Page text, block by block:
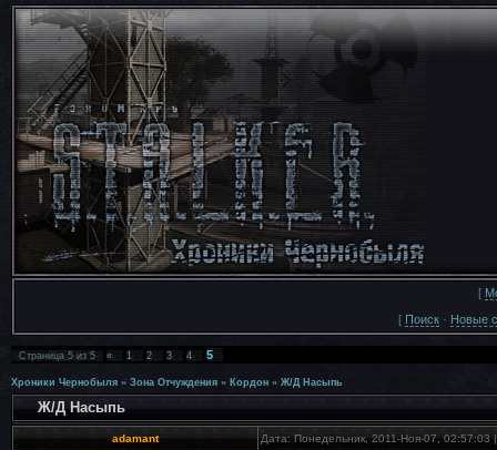
[
[ Поиск · Новые
Страница5из5 « 1 2 3 4 5
Хроники Чернобыля » Зона Отчуждения » Кордон » Ж/Д Насыпь
Ж/Д Насыпь
adamant Дата: Понедельник, 2011-Ноя-07,